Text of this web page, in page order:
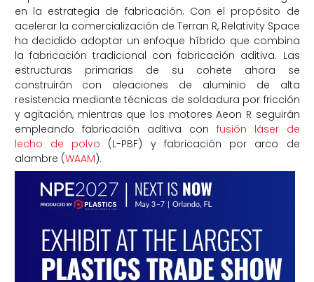
en la estrategia de fabricación. Con el propósito de
acelerar la comercialización de Terran R, Relativity Space
ha decidido adoptar un enfoque híbrido que combina
la fabricación tradicional con fabricación aditiva. Las
estructuras primarias de su cohete ahora se
construirán con aleaciones de aluminio de alta
resistencia mediante técnicas de soldadura por fricción
y agitación, mientras que los motores Aeon R seguirán
empleando fabricación aditiva con fusión láser de
lecho de polvo (L-PBF) y fabricación por arco de
alambre (WAAM).